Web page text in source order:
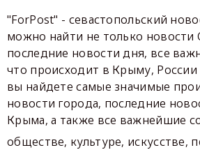
"ForPost" - севастопольский
можно найти не только новости
последние новости дня, все
что происходит в Крыму, России
вы найдете самые значимые
новости города, последние
Крыма, а также все важнейшие
обществе, культуре, искусстве,